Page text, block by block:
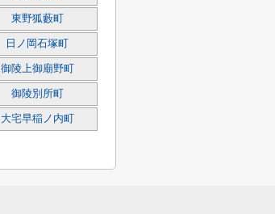
東野狐藪町
日ノ岡石塚町
御陵上御廟野町
御陵別所町
大宅早稲ノ内町